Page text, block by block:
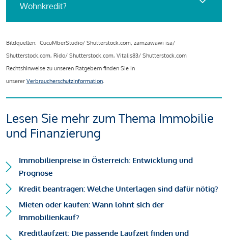
Wohnkredit?
Bildquellen: CucuMberStudio/ Shutterstock.com, zamzawawi isa/
Shutterstock.com, Rido/ Shutterstock.com, Vitalis83/ Shutterstock.com
Rechtshinweise zu unseren Ratgebern finden Sie in
unserer Verbraucherschutzinformation.
Lesen Sie mehr zum Thema Immobilie
und Finanzierung
Immobilienpreise in Österreich: Entwicklung und
Prognose
Kredit beantragen: Welche Unterlagen sind dafür nötig?
Mieten oder kaufen: Wann lohnt sich der
Immobilienkauf?
Kreditlaufzeit: Die passende Laufzeit finden und